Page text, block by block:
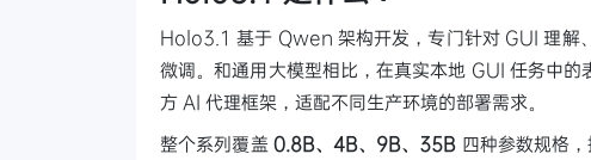
Holo3.1 基于 Qwen 架构开发，专门针对 GUI 理解
微调。和通用大模型相比，在真实本地 GUI 任务中
方 AI 代理框架，适配不同生产环境的部署需求。
整个系列覆盖 0.8B、4B、9B、35B 四种参数规格